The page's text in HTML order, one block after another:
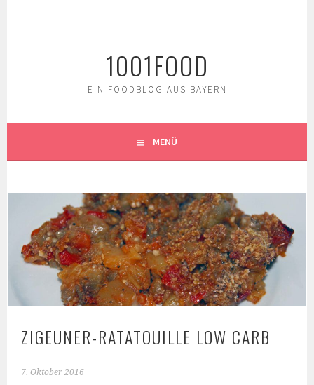
1001FOOD
EIN FOODBLOG AUS BAYERN
MENÜ
ZIGEUNER-RATATOUILLE LOW CARB
7. Oktober 2016